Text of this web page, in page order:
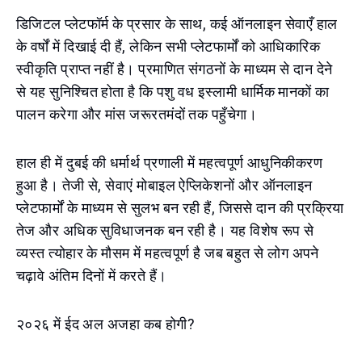
डिजिटल प्लेटफॉर्म के प्रसार के साथ, कई ऑनलाइन सेवाएँ हाल
के वर्षों में दिखाई दी हैं, लेकिन सभी प्लेटफार्मों को आधिकारिक
स्वीकृति प्राप्त नहीं है। प्रमाणित संगठनों के माध्यम से दान देने
से यह सुनिश्चित होता है कि पशु वध इस्लामी धार्मिक मानकों का
पालन करेगा और मांस जरूरतमंदों तक पहुँचेगा।
हाल ही में दुबई की धर्मार्थ प्रणाली में महत्वपूर्ण आधुनिकीकरण
हुआ है। तेजी से, सेवाएं मोबाइल ऐप्लिकेशनों और ऑनलाइन
प्लेटफार्मों के माध्यम से सुलभ बन रही हैं, जिससे दान की प्रक्रिया
तेज और अधिक सुविधाजनक बन रही है। यह विशेष रूप से
व्यस्त त्योहार के मौसम में महत्वपूर्ण है जब बहुत से लोग अपने
चढ़ावे अंतिम दिनों में करते हैं।
२०२६ में ईद अल अजहा कब होगी?